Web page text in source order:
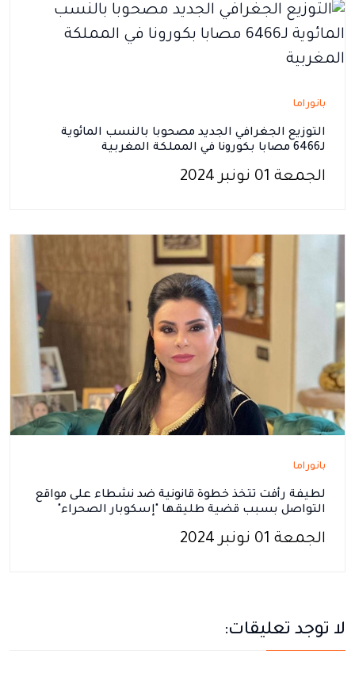
بانوراما
التوزيع الجغرافي الجديد مصحوبا بالنسب المائوية
لـ6466 مصابا بكورونا في المملكة المغربية
الجمعة 01 نونبر 2024
بانوراما
لطيفة رأفت تتخذ خطوة قانونية ضد نشطاء على مواقع
التواصل بسبب قضية طليقها "إسكوبار الصحراء"
الجمعة 01 نونبر 2024
لا توجد تعليقات: